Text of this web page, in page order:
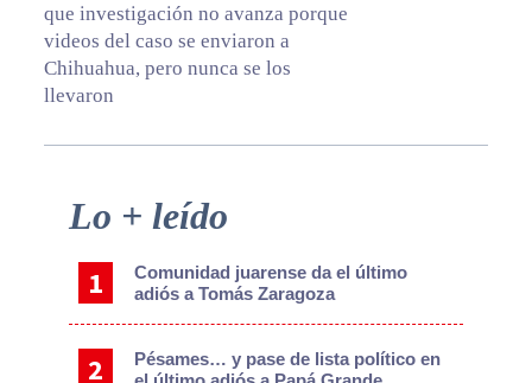
que investigación no avanza porque
videos del caso se enviaron a
Chihuahua, pero nunca se los
llevaron
Primary
Lo + leído
Comunidad juarense da el último
adiós a Tomás Zaragoza
Pésames… y pase de lista político en